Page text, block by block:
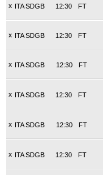
x ITA SDGB FT
12:30
x ITA SDGB FT
12:30
x ITA SDGB FT
12:30
x ITA SDGB FT
12:30
x ITA SDGB FT
12:30
x ITA SDGB FT
12:30